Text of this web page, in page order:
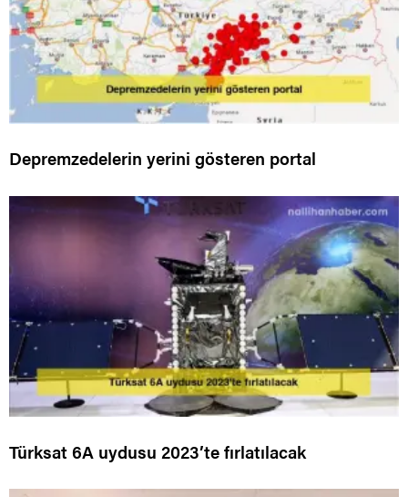
Depremzedelerin yerini gösteren portal
Türksat 6A uydusu 2023’te fırlatılacak